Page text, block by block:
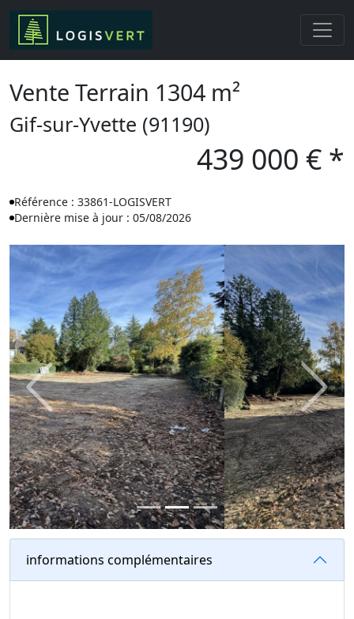
Vente Terrain 1304 m²
Gif-sur-Yvette (91190)
439 000 € *
Référence : 33861-LOGISVERT
Dernière mise à jour : 05/08/2026
Previous Next
informations complémentaires